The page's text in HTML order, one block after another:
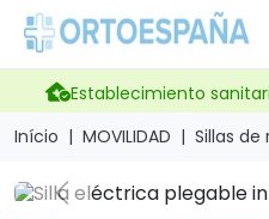
Establecimiento
Início
MOVILIDAD Sillas
Previous